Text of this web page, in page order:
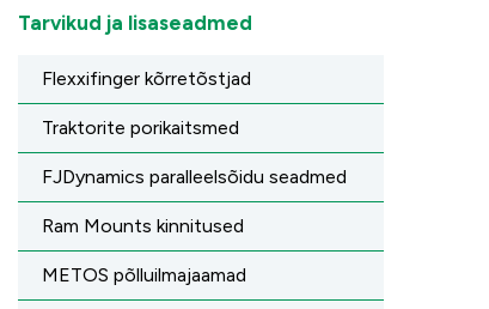
Tarvikud ja lisaseadmed
Flexxifinger kõrretõstjad
Traktorite porikaitsmed
FJDynamics paralleelsõidu seadmed
Ram Mounts kinnitused
METOS põlluilmajaamad